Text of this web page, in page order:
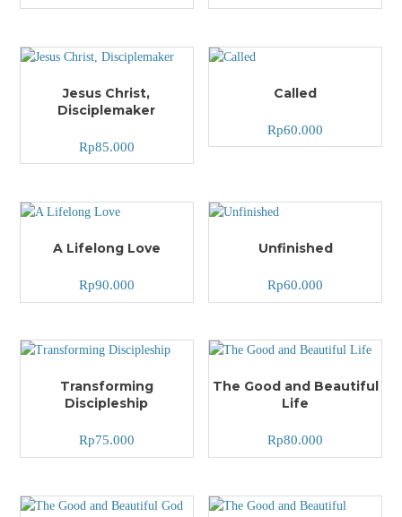
Jesus Christ,
Disciplemaker
Rp85.000
Called
Rp60.000
A Lifelong Love
Rp90.000
Unfinished
Rp60.000
Transforming
Discipleship
Rp75.000
The Good and Beautiful
Life
Rp80.000